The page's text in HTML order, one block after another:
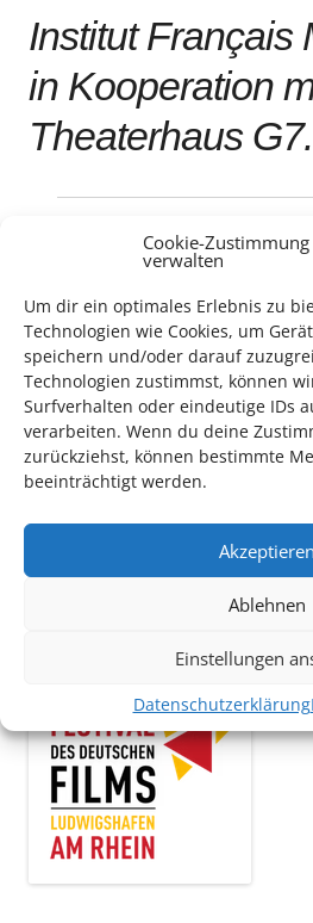
Cookie-Zustimmung
verwalten
Um dir ein optimales Erlebnis zu
Technologien wie Cookies, um
speichern und/oder darauf
Technologien zustimmst, können
Surfverhalten oder eindeutige IDs
verarbeiten. Wenn du deine
zurückziehst, können bestimmte
beeinträchtigt werden.
Akzeptieren
Ablehnen
Einstellungen
Datenschutzerklärung
Institut Français
in Kooperation
Theaterhaus G7.
Schauspiel
TECHNIK SUPPORT GESUCHT!
Das Kulturparkett freut sich stets